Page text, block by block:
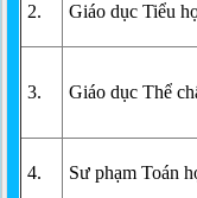
2. Giáo dục Tiểu
3. Giáo dục Thể
4. Sư phạm Toán